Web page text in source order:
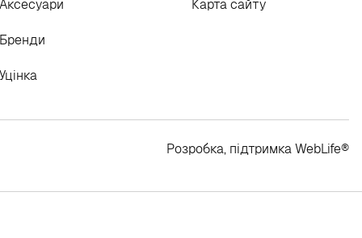
Аксесуари
Бренди
Уцінка
Карта сайту
Розробка, підтримкаWebLife®